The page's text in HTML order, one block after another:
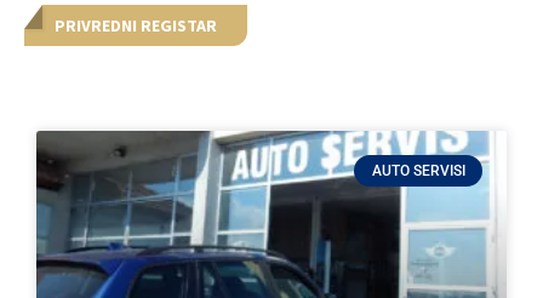
PRIVREDNI REGISTAR
AUTO SERVISI